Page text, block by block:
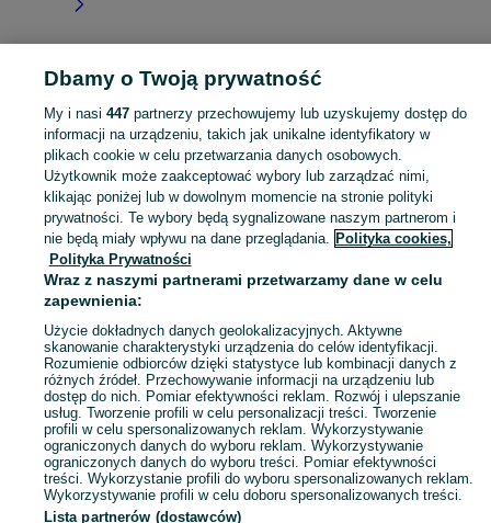
Strona główna Podkarpackie Kolonia Małkowska
KATEGORIA
Skorzystaj z największego serwisu ogłoszeniowego - Kolonia Małkowska i okolice! Kupuj to, czego pragniesz i sprzedawaj to, czego już nie potrzebujesz! Zobacz
Mapa kategorii
Mapa miejscowości
Mapa ministron
Popularne wyszukiwania
Dbamy o Twoją prywatność
My i nasi 447partnerzy przechowujemy lub uzyskujemy dostęp do
informacji na urządzeniu, takich jak unikalne identyfikatory w
plikach cookie w celu przetwarzania danych osobowych.
Użytkownik może zaakceptować wybory lub zarządzać nimi,
klikając poniżej lub w dowolnym momencie na stronie polityki
prywatności. Te wybory będą sygnalizowane naszym partnerom i
nie będą miały wpływu na dane przeglądania. Polityka cookies,
Polityka Prywatności
Wraz z naszymi partnerami przetwarzamy dane w celu
zapewnienia:
Użycie dokładnych danych geolokalizacyjnych. Aktywne
skanowanie charakterystyki urządzenia do celów identyfikacji.
Rozumienie odbiorców dzięki statystyce lub kombinacji danych z
różnych źródeł. Przechowywanie informacji na urządzeniu lub
dostęp do nich. Pomiar efektywności reklam. Rozwój i ulepszanie
usług. Tworzenie profili w celu personalizacji treści. Tworzenie
profili w celu spersonalizowanych reklam. Wykorzystywanie
ograniczonych danych do wyboru reklam. Wykorzystywanie
ograniczonych danych do wyboru treści. Pomiar efektywności
treści. Wykorzystanie profili do wyboru spersonalizowanych reklam.
Wykorzystywanie profili w celu doboru spersonalizowanych treści.
Lista partnerów (dostawców)